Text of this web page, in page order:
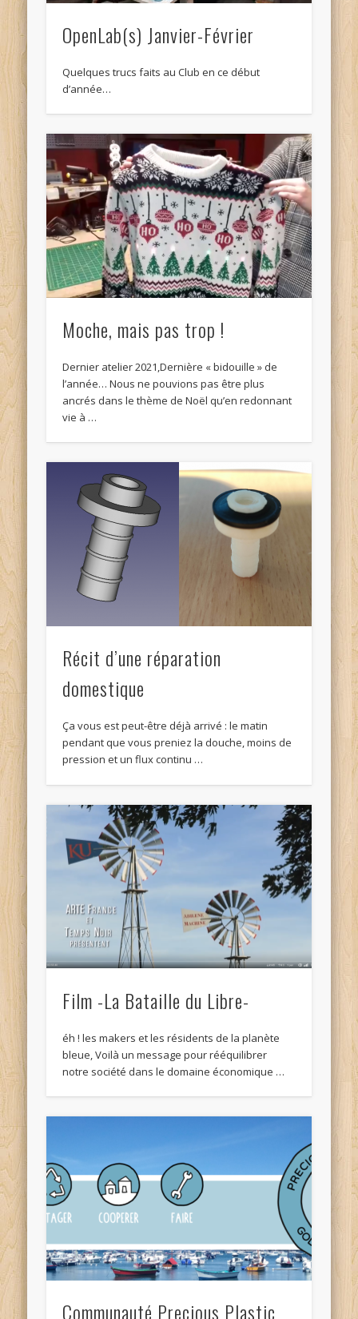
OpenLab(s) Janvier-Février
Quelques trucs faits au Club en ce début
d’année…
Moche, mais pas trop !
Dernier atelier 2021,Dernière « bidouille » de
l’année… Nous ne pouvions pas être plus
ancrés dans le thème de Noël qu’en redonnant
vie à …
Récit d’une réparation
domestique
Ça vous est peut-être déjà arrivé : le matin
pendant que vous preniez la douche, moins de
pression et un flux continu …
Film -La Bataille du Libre-
éh ! les makers et les résidents de la planète
bleue, Voilà un message pour rééquilibrer
notre société dans le domaine économique …
Communauté Precious Plastic